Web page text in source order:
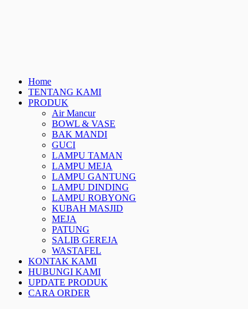
Home
TENTANG KAMI
PRODUK
Air Mancur
BOWL & VASE
BAK MANDI
GUCI
LAMPU TAMAN
LAMPU MEJA
LAMPU GANTUNG
LAMPU DINDING
LAMPU ROBYONG
KUBAH MASJID
MEJA
PATUNG
SALIB GEREJA
WASTAFEL
KONTAK KAMI
HUBUNGI KAMI
UPDATE PRODUK
CARA ORDER